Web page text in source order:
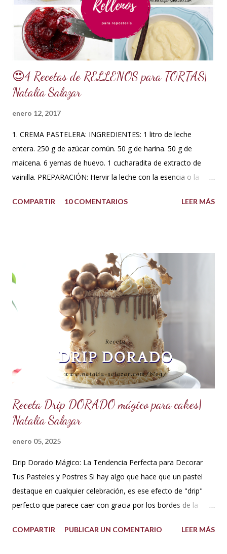
o al gusto *5 ml de VINAGRE BLANCO (opcional, funciona
como preservante) *1 cucharadita de Glicerina ( usar solo si
el clima es ...
😍4 Recetas de RELLENOS para TORTAS|
Natalia Salazar
enero 12, 2017
1. CREMA PASTELERA: INGREDIENTES: 1 litro de leche
entera. 250 g de azúcar común. 50 g de harina. 50 g de
maicena. 6 yemas de huevo. 1 cucharadita de extracto de
vainilla. PREPARACIÓN: Hervir la leche con la esencia o la
con el azúcar. Reservar. Tamiza la harina con la maicena y
fuego bajo hasta que espese. No dejar de batir. Cuando haya
espesado sacar del fuego y dejar enfriar moviendo de
cuando en cuando. Se puede agregar una cucharada de
mantequilla para aportar más suavidad y sabor. Tips: Se
puede utilizar otra esencia o leche vegetal. Esta crema es
básica en la pastelería, sirve para rellenar tortas, tartas,
cakes, eclairs, cupcakes y más. Se la puede aromatizar con
otros extractos....
COMPARTIR 10 COMENTARIOS LEER MÁS
Receta Drip DORADO mágico para cakes|
Natalia Salazar
enero 05, 2025
Drip Dorado Mágico: La Tendencia Perfecta para Decorar
Tus Pasteles y Postres Si hay algo que hace que un pastel
destaque en cualquier celebración, es ese efecto de "drip"
perfecto que parece caer con gracia por los bordes de la
garantizados. Hoy te quiero compartir cómo hacer un drip
COMPARTIR PUBLICAR UN COMENTARIO LEER MÁS